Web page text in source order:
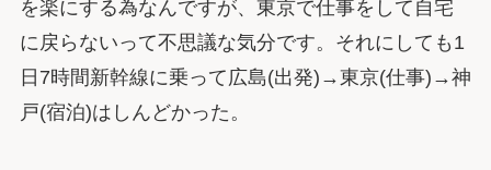
を楽にする為なんですが、東京で仕事をして自宅
に戻らないって不思議な気分です。それにしても1
日7時間新幹線に乗って広島(出発)→東京(仕事)→神
戸(宿泊)はしんどかった。